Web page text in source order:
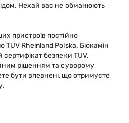
Нехай вас не обманюють
пристроїв постійно
Rheinland Polska. Біокамін
безпеки TUV.
рішенням та суворому
бути впевнені, що отримуєте